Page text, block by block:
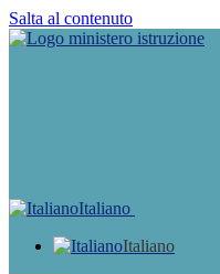
Salta al contenuto
Italiano
Italiano